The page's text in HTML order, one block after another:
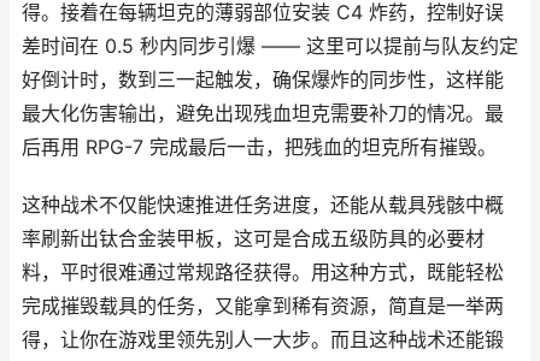
得。接着在每辆坦克的薄弱部位安装 C4 炸药，控制好误
差时间在 0.5 秒内同步引爆 —— 这里可以提前与队友约定
好倒计时，数到三一起触发，确保爆炸的同步性，这样能
最大化伤害输出，避免出现残血坦克需要补刀的情况。最
后再用 RPG-7 完成最后一击，把残血的坦克所有摧毁。
这种战术不仅能快速推进任务进度，还能从载具残骸中概
率刷新出钛合金装甲板，这可是合成五级防具的必要材
料，平时很难通过常规路径获得。用这种方式，既能轻松
完成摧毁载具的任务，又能拿到稀有资源，简直是一举两
得，让你在游戏里领先别人一大步。而且这种战术还能锻